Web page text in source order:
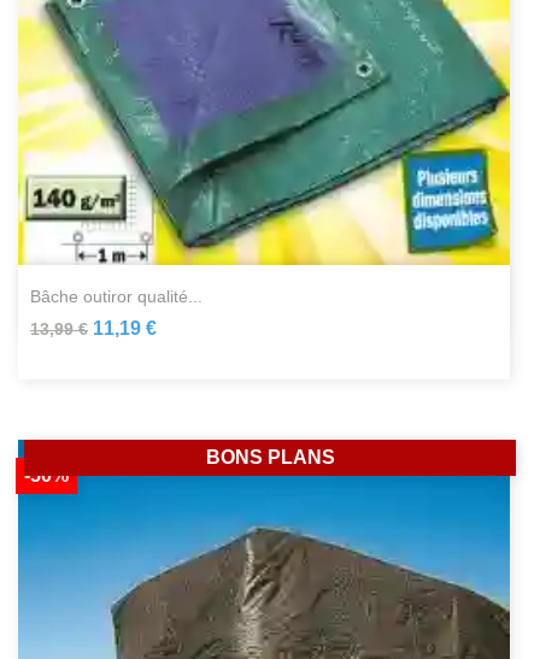
bâche outiror qualité...
13,99 € 11,19 €
-50%
BONS PLANS